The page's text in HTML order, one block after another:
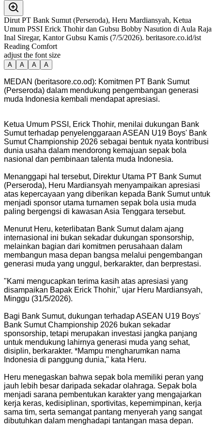
Dirut PT Bank Sumut (Perseroda), Heru Mardiansyah, Ketua
Umum PSSI Erick Thohir dan Gubsu Bobby Nasution di Aula Raja
Inal Siregar, Kantor Gubsu Kamis (7/5/2026). beritasore.co.id/ist
Reading Comfort
adjust the font size
A A A A
MEDAN (beritasore.co.od): Komitmen PT Bank Sumut
(Perseroda) dalam mendukung pengembangan generasi
muda Indonesia kembali mendapat apresiasi.
Ketua Umum PSSI, Erick Thohir, menilai dukungan Bank
Sumut terhadap penyelenggaraan ASEAN U19 Boys' Bank
Sumut Championship 2026 sebagai bentuk nyata kontribusi
dunia usaha dalam mendorong kemajuan sepak bola
nasional dan pembinaan talenta muda Indonesia.
Menanggapi hal tersebut, Direktur Utama PT Bank Sumut
(Perseroda), Heru Mardiansyah menyampaikan apresiasi
atas kepercayaan yang diberikan kepada Bank Sumut untuk
menjadi sponsor utama turnamen sepak bola usia muda
paling bergengsi di kawasan Asia Tenggara tersebut.
Menurut Heru, keterlibatan Bank Sumut dalam ajang
internasional ini bukan sekadar dukungan sponsorship,
melainkan bagian dari komitmen perusahaan dalam
membangun masa depan bangsa melalui pengembangan
generasi muda yang unggul, berkarakter, dan berprestasi.
"Kami mengucapkan terima kasih atas apresiasi yang
disampaikan Bapak Erick Thohir," ujar Heru Mardiansyah,
Minggu (31/5/2026).
Bagi Bank Sumut, dukungan terhadap ASEAN U19 Boys'
Bank Sumut Championship 2026 bukan sekadar
sponsorship, tetapi merupakan investasi jangka panjang
untuk mendukung lahirnya generasi muda yang sehat,
disiplin, berkarakter. *Mampu mengharumkan nama
Indonesia di panggung dunia," kata Heru.
Heru menegaskan bahwa sepak bola memiliki peran yang
jauh lebih besar daripada sekadar olahraga. Sepak bola
menjadi sarana pembentukan karakter yang mengajarkan
kerja keras, kedisiplinan, sportivitas, kepemimpinan, kerja
sama tim, serta semangat pantang menyerah yang sangat
dibutuhkan dalam menghadapi tantangan masa depan.